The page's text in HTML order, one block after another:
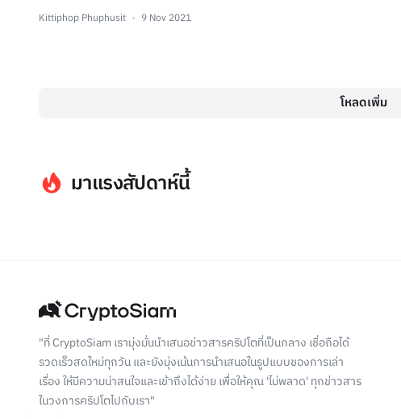
Kittiphop Phuphusit 9 Nov 2021
โหลดเพิ่ม
มาแรงสัปดาห์นี้
"ที่ CryptoSiam เรามุ่งมั่นนำเสนอข่าวสารคริปโตที่เป็นกลาง เชื่อถือได้
รวดเร็วสดใหม่ทุกวัน และยังมุ่งเน้นการนำเสนอในรูปแบบของการเล่า
เรื่อง ให้มีความน่าสนใจและเข้าถึงได้ง่าย เพื่อให้คุณ 'ไม่พลาด' ทุกข่าวสาร
ในวงการคริปโตไปกับเรา"